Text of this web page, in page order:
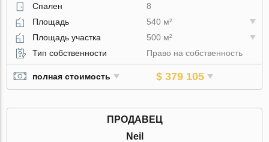
Спален
8
Площадь
540 м²
Площадь участка
500 м²
Тип собственности
Право на собственность
полная стоимость $ 379 105
ПРОДАВЕЦ
Neil